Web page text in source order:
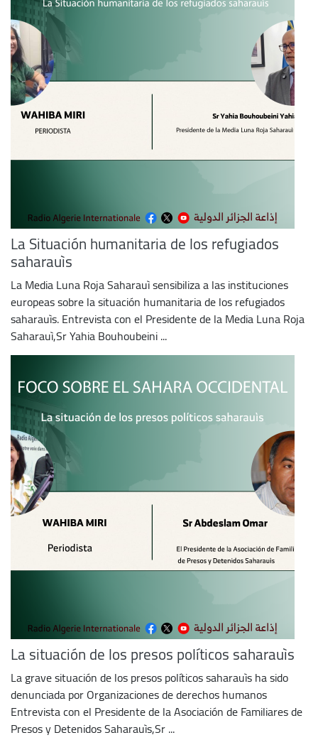
La Situación humanitaria de los refugiados
saharauìs
La Media Luna Roja Saharauì sensibiliza a las instituciones
europeas sobre la situación humanitaria de los refugiados
saharauìs. Entrevista con el Presidente de la Media Luna Roja
Saharauì,Sr Yahia Bouhoubeini ...
La situación de los presos políticos saharauìs
La grave situación de los presos políticos saharauìs ha sido
denunciada por Organizaciones de derechos humanos
Entrevista con el Presidente de la Asociación de Familiares de
Presos y Detenidos Saharauìs,Sr ...